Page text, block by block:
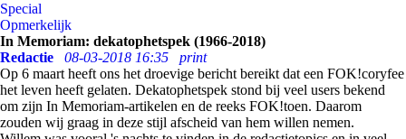
Special
Opmerkelijk
In Memoriam: dekatophetspek (1966-2018)
Redactie
08-03-2018 16:35
print
Op 6 maart heeft ons het droevige bericht bereikt dat een FOK!coryfee
het leven heeft gelaten. Dekatophetspek stond bij veel users bekend
om zijn In Memoriam-artikelen en de reeks FOK!toen. Daarom
zouden wij graag in deze stijl afscheid van hem willen nemen.